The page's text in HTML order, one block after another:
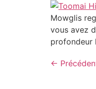
Mowglis
vous avez
profondeur
←